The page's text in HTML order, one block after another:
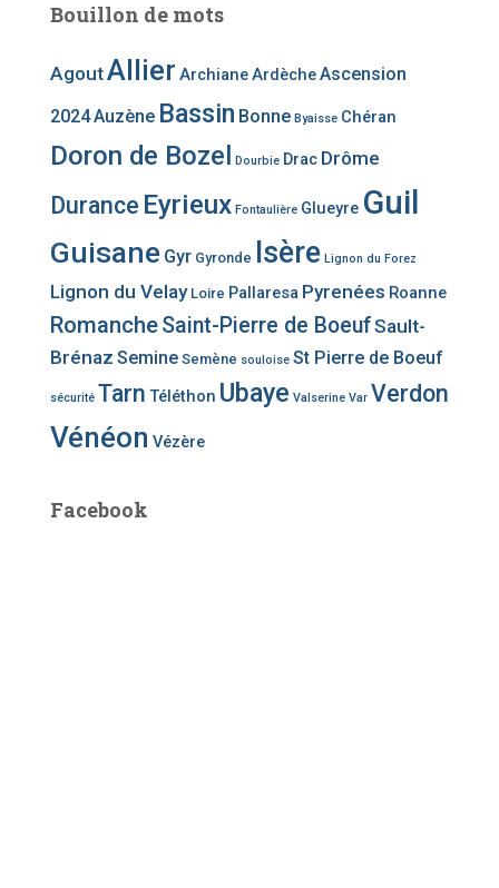
Bouillon de mots
AgoutAllier ArchianeArdècheAscension
2024Auzène Bassin Bonne Byaisse Chéran
Doron de Bozel Dourbie Drac Drôme
Durance Eyrieux Fontaulière Glueyre Guil
Guisane Gyr Gyronde Isère Lignon du Forez
Lignon du Velay Loire Pallaresa Pyrenées Roanne
RomancheSaint-Pierre de BoeufSault-
Brénaz Semine Semène souloise St Pierre de Boeuf
sécurité Tarn Téléthon Ubaye Valserine Var Verdon
Vénéon Vézère
Facebook